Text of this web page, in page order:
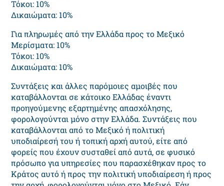
Τόκοι: 10%
Δικαιώματα: 10%
Για πληρωμές από την Ελλάδα προς το Μεξικό
Μερίσματα: 10%
Τόκοι: 10%
Δικαιώματα: 10%
Συντάξεις και άλλες παρόμοιες αμοιβές που
καταβάλλονται σε κάτοικο Ελλάδας έναντι
προηγούμενης εξαρτημένης απασχόλησης,
φορολογούνται μόνο στην Ελλάδα. Συντάξεις που
καταβάλλονται από το Μεξικό ή πολιτική
υποδιαίρεσή του ή τοπική αρχή αυτού, είτε από
φορείς που έχουν συσταθεί από αυτά, σε φυσικό
πρόσωπο για υπηρεσίες που παρασχέθηκαν προς το
Κράτος αυτό ή προς την πολιτική υποδιαίρεση ή προς